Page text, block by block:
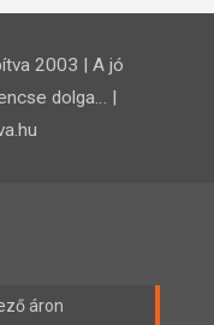
2003 | A jó
dolga… |
áron